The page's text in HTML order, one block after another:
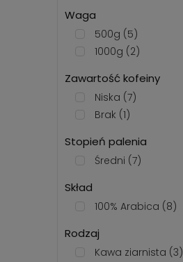
Waga
500g (5)
1000g (2)
Zawartość kofeiny
Niska (7)
Brak (1)
Stopień palenia
Średni (7)
Skład
100% Arabica (8)
Rodzaj
Kawa ziarnista (3)